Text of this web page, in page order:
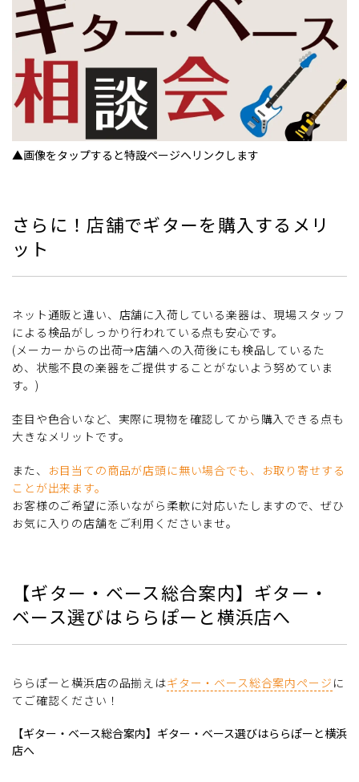
▲画像をタップすると特設ページへリンクします
さらに！店舗でギターを購入するメリ
ット
ネット通販と違い、店舗に入荷している楽器は、現場スタッフ
による検品がしっかり行われている点も安心です。
(メーカーからの出荷→店舗への入荷後にも検品しているた
め、状態不良の楽器をご提供することがないよう努めていま
す。)
杢目や色合いなど、実際に現物を確認してから購入できる点も
大きなメリットです。
また、 お目当ての商品が店頭に無い場合でも、お取り寄せする
ことが出来ます。
お客様のご希望に添いながら柔軟に対応いたしますので、ぜひ
お気に入りの店舗をご利用くださいませ。
【ギター・ベース総合案内】ギター・
ベース選びはららぽーと横浜店へ
ららぽーと横浜店の品揃えはギター・ベース総合案内ページ に
てご確認ください！
【ギター・ベース総合案内】ギター・ベース選びはららぽーと横浜
店へ